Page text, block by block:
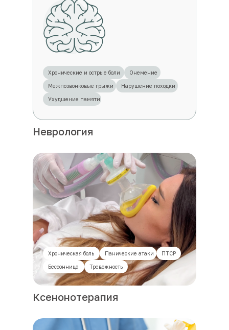
Хронические и острые боли Онемение
Межпозвонковые грыжи Нарушение походки
Ухудшение памяти
Неврология
Хроническая боль Панические атаки ПТСР
Бессонница Тревожность
Ксенонотерапия